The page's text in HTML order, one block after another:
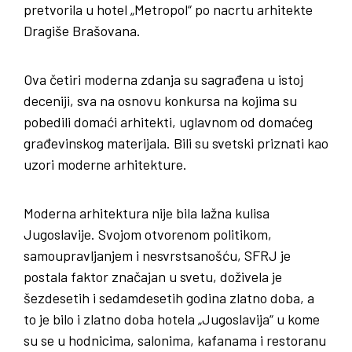
pretvorila u hotel „Metropol“ po nacrtu arhitekte
Dragiše Brašovana.
Ova četiri moderna zdanja su sagrađena u istoj
deceniji, sva na osnovu konkursa na kojima su
pobedili domaći arhitekti, uglavnom od domaćeg
građevinskog materijala. Bili su svetski priznati kao
uzori moderne arhitekture.
Moderna arhitektura nije bila lažna kulisa
Jugoslavije. Svojom otvorenom politikom,
samoupravljanjem i nesvrstsanošću, SFRJ je
postala faktor značajan u svetu, doživela je
šezdesetih i sedamdesetih godina zlatno doba, a
to je bilo i zlatno doba hotela „Jugoslavija“ u kome
su se u hodnicima, salonima, kafanama i restoranu